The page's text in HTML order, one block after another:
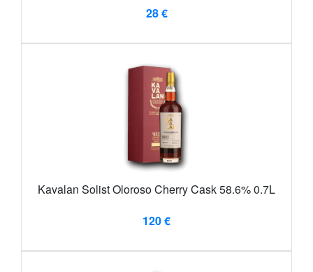
28 €
Kavalan Solist Oloroso Cherry Cask 58.6% 0.7L
120 €